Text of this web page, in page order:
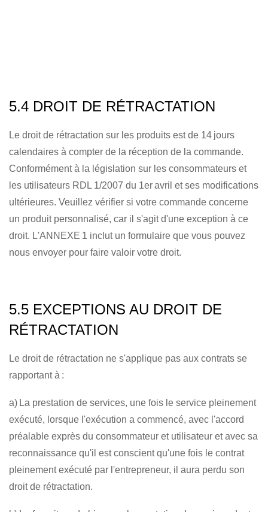
5.4 DROIT DE RÉTRACTATION
Le droit de rétractation sur les produits est de 14 jours
calendaires à compter de la réception de la commande.
Conformément à la législation sur les consommateurs et
les utilisateurs RDL 1/2007 du 1er avril et ses modifications
ultérieures. Veuillez vérifier si votre commande concerne
un produit personnalisé, car il s'agit d'une exception à ce
droit. L'ANNEXE 1 inclut un formulaire que vous pouvez
nous envoyer pour faire valoir votre droit.
5.5 EXCEPTIONS AU DROIT DE
RÉTRACTATION
Le droit de rétractation ne s'applique pas aux contrats se
rapportant à :
a) La prestation de services, une fois le service pleinement
exécuté, lorsque l'exécution a commencé, avec l'accord
préalable exprès du consommateur et utilisateur et avec sa
reconnaissance qu'il est conscient qu'une fois le contrat
pleinement exécuté par l'entrepreneur, il aura perdu son
droit de rétractation.